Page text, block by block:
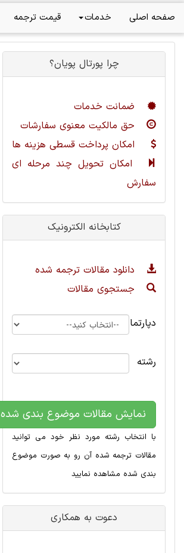
صفحه اصلی خدمات قیمت ترجمه
چرا پورتال پویان؟
ضمانت خدمات
حق مالکیت معنوی سفارشات
امکان پرداخت قسطی هزینه ها
امکان تحویل چند مرحله ای
سفارش
کتابخانه الکترونیک
دانلود مقالات ترجمه شده
جستجوی مقالات
دپارتمان
رشته
نمایش مقالات موضوع بندی شده
با انتخاب رشته مورد نظر خود می توانید
مقالات ترجمه شده آن رو به صورت موضوع
بندی شده مشاهده نمایید
دعوت به همکاری